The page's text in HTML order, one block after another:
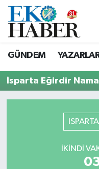
GÜNDEM
İsparta Eğirdir
ISPARTA
İKINDI
Hava Durumu
Süper Lig Puan
Tüm Manşetler
Son Dakika